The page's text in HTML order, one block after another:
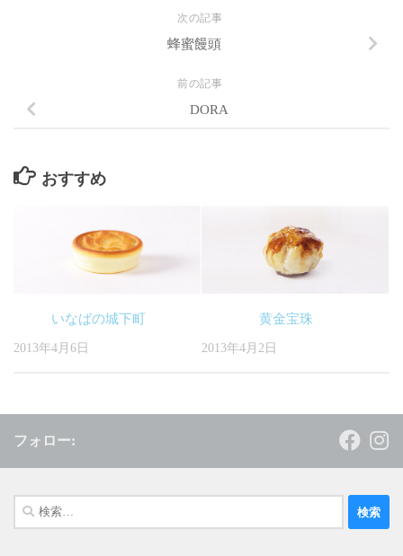
次の記事
蜂蜜饅頭
前の記事
DORA
おすすめ
いなばの城下町
2013年4月6日
黄金宝珠
2013年4月2日
フォロー:
検
索: